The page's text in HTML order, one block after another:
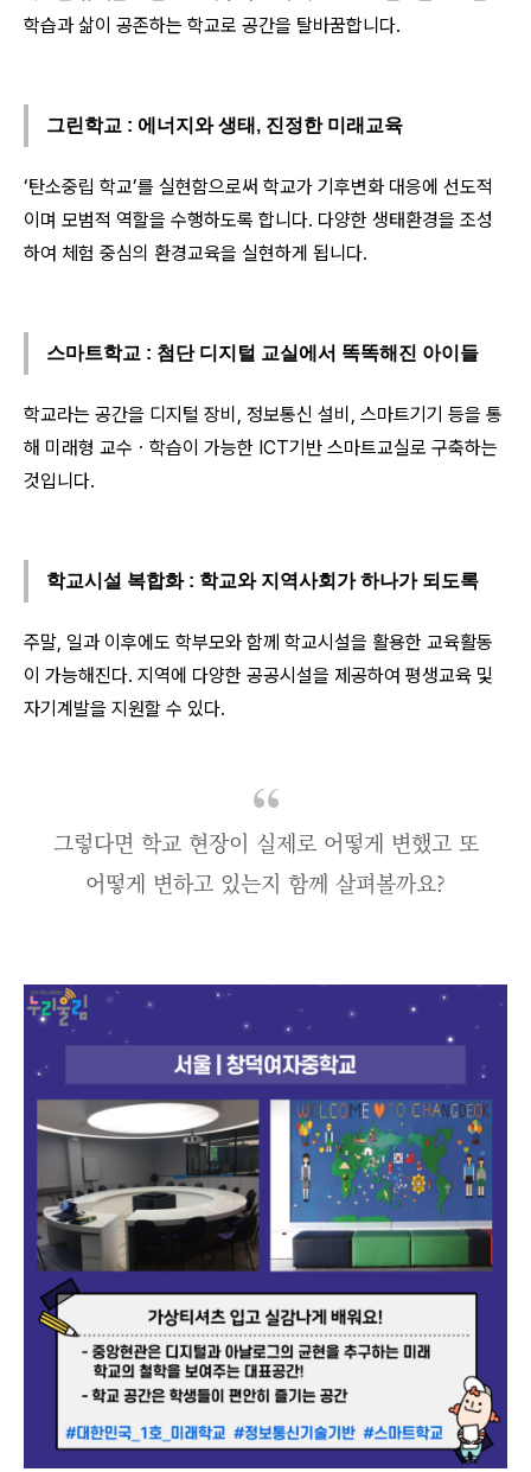
학습과 삶이 공존하는 학교로 공간을 탈바꿈합니다.
그린학교 : 에너지와 생태, 진정한 미래교육
‘탄소중립 학교’를 실현함으로써 학교가 기후변화 대응에 선도적
이며 모범적 역할을 수행하도록 합니다. 다양한 생태환경을 조성
하여 체험 중심의 환경교육을 실현하게 됩니다.
스마트학교 : 첨단 디지털 교실에서 똑똑해진 아이들
학교라는 공간을 디지털 장비, 정보통신 설비, 스마트기기 등을 통
해 미래형 교수ㆍ학습이 가능한 ICT기반 스마트교실로 구축하는
것입니다.
학교시설 복합화 : 학교와 지역사회가 하나가 되도록
주말, 일과 이후에도 학부모와 함께 학교시설을 활용한 교육활동
이 가능해진다. 지역에 다양한 공공시설을 제공하여 평생교육 및
자기계발을 지원할 수 있다.
그렇다면 학교 현장이 실제로 어떻게 변했고 또
어떻게 변하고 있는지 함께 살펴볼까요?